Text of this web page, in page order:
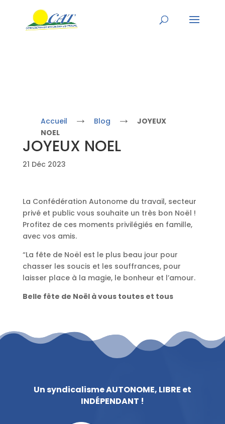
Accueil → Blog →
JOYEUX
NOEL
JOYEUX NOEL
21 Déc 2023
La Confédération Autonome du travail, secteur
privé et public vous souhaite un très bon Noël !
Profitez de ces moments privilégiés en famille,
avec vos amis.
“La fête de Noël est le plus beau jour pour
chasser les soucis et les souffrances, pour
laisser place à la magie, le bonheur et l’amour.
Belle fête de Noël à vous toutes et tous
Un syndicalisme AUTONOME, LIBRE et
INDÉPENDANT !